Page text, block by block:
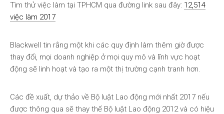
Tìm thử việc làm tại TPHCM qua đường link sau đây: 12,514
việc làm 2017
Blackwell tin rằng một khi các quy định làm thêm giờ được
thay đổi, mọi doanh nghiệp ở mọi quy mô và lĩnh vực hoạt
động sẽ linh hoạt và tạo ra một thị trường cạnh tranh hơn.
Các đề xuất, dự thảo về Bộ luật Lao động mới nhất 2017 nếu
được thông qua sẽ thay thế Bộ luật Lao động 2012 và có hiệu